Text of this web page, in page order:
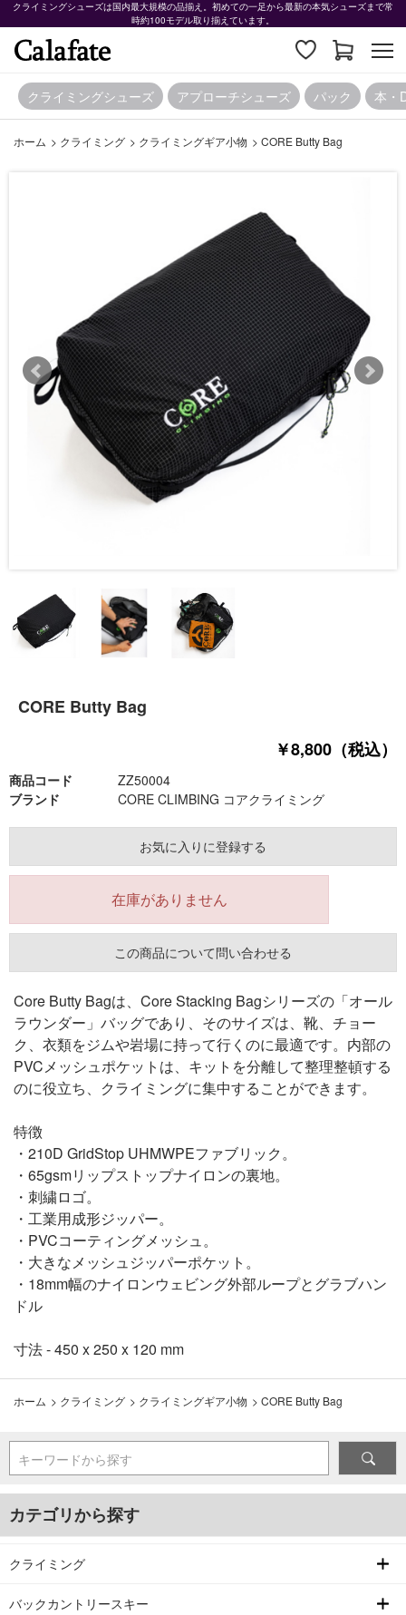
クライミングシューズは国内最大規模の品揃え。初めての一足から最新の本気シューズまで常
時約100モデル取り揃えています。
クライミングシューズ アプローチシューズ パック 本・
ホーム > クライミング > クライミングギア小物 > CORE Butty Bag
CORE Butty Bag
￥8,800（税込）
商品コード
ZZ50004
ブランド
CORE CLIMBING コアクライミング
お気に入りに登録する
在庫がありません
この商品について問い合わせる
Core Butty Bagは、Core Stacking Bagシリーズの「オール
ラウンダー」バッグであり、そのサイズは、靴、チョー
ク、衣類をジムや岩場に持って行くのに最適です。内部の
PVCメッシュポケットは、キットを分離して整理整頓する
のに役立ち、クライミングに集中することができます。
特徴
・210D GridStop UHMWPEファブリック。
・65gsmリップストップナイロンの裏地。
・刺繍ロゴ。
・工業用成形ジッパー。
・PVCコーティングメッシュ。
・大きなメッシュジッパーポケット。
・18mm幅のナイロンウェビング外部ループとグラブハン
ドル
寸法 - 450 x 250 x 120 mm
ホーム > クライミング > クライミングギア小物 > CORE Butty Bag
キーワードから探す
カテゴリから探す
クライミング
バックカントリースキー